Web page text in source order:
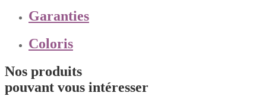
Garanties
Coloris
Nos produits
pouvant vous intéresser